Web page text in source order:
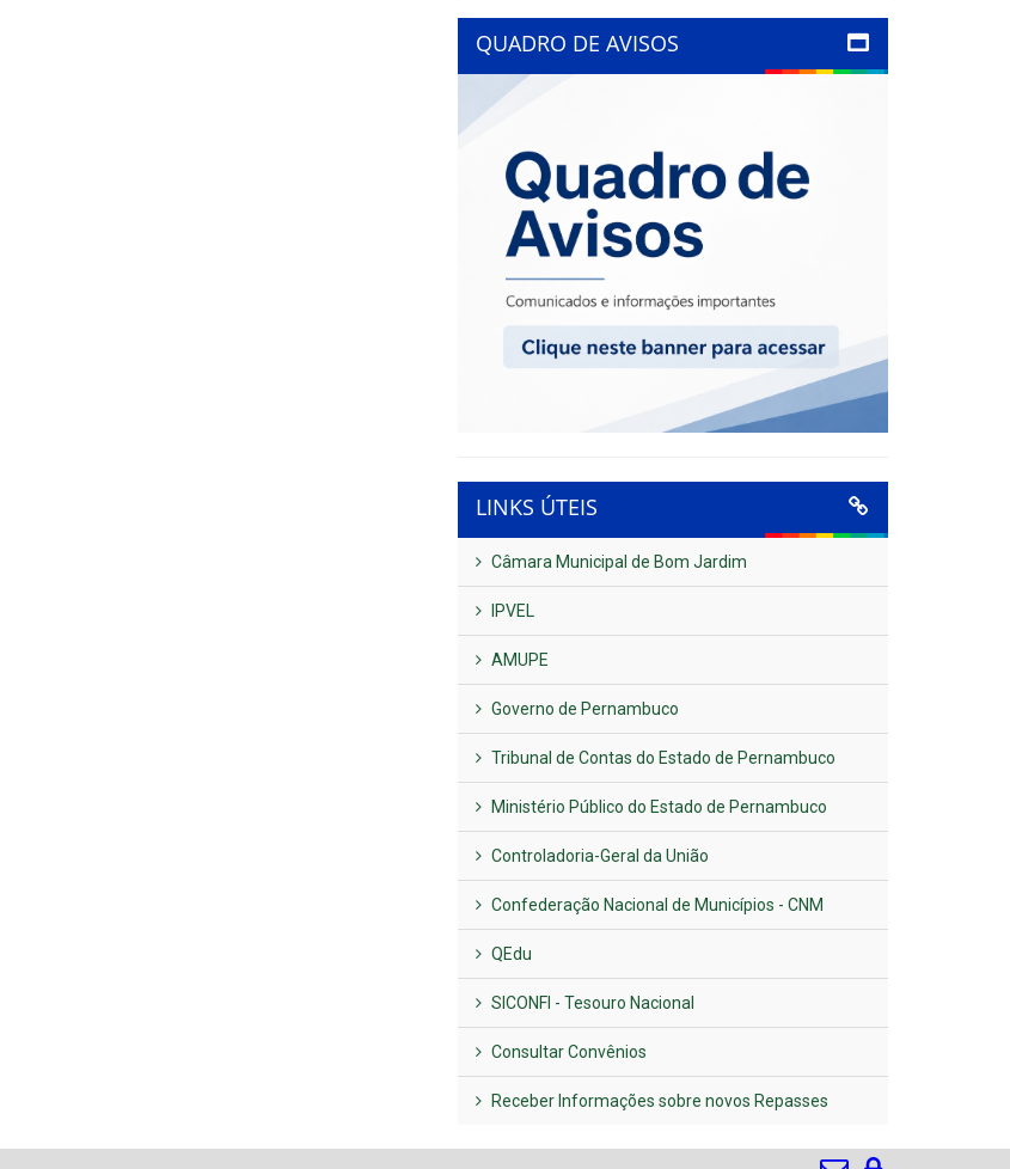
QUADRO DE AVISOS
LINKS ÚTEIS
Câmara Municipal de Bom Jardim
IPVEL
AMUPE
Governo de Pernambuco
Tribunal de Contas do Estado de Pernambuco
Ministério Público do Estado de Pernambuco
Controladoria-Geral da União
Confederação Nacional de Municípios - CNM
QEdu
SICONFI - Tesouro Nacional
Consultar Convênios
Receber Informações sobre novos Repasses